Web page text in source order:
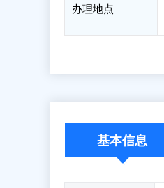
办理地点
基本信息